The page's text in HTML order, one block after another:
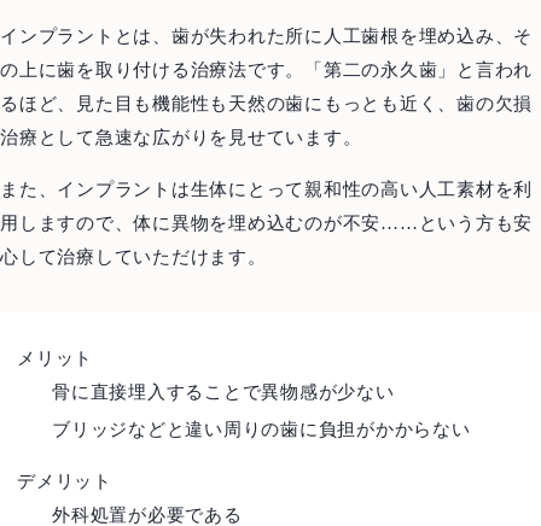
インプラントとは、歯が失われた所に人工歯根を埋め込み、そ
の上に歯を取り付ける治療法です。「第二の永久歯」と言われ
るほど、見た目も機能性も天然の歯にもっとも近く、歯の欠損
治療として急速な広がりを見せています。
また、インプラントは生体にとって親和性の高い人工素材を利
用しますので、体に異物を埋め込むのが不安……という方も安
心して治療していただけます。
メリット
骨に直接埋入することで異物感が少ない
ブリッジなどと違い周りの歯に負担がかからない
デメリット
外科処置が必要である